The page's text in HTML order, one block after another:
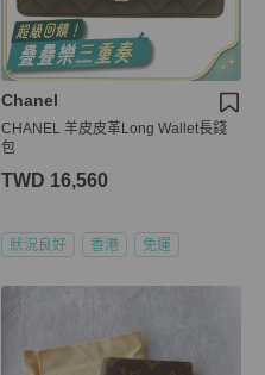
Chanel
CHANEL 羊皮皮革Long Wallet長錢
包
TWD 16,560
狀況良好 香港 免運